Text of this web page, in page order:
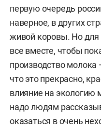
первую очередь
наверное, в других
живой коровы. Но для
все вместе, чтобы
производство молока
что это прекрасно,
влияние на экологию
надо людям
оказаться в очень